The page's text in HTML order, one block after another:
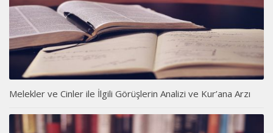
Melekler ve Cinler ile İlgili Görüşlerin Analizi ve Kur’ana Arzı